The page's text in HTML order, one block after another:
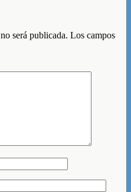
será publicada. Los campos